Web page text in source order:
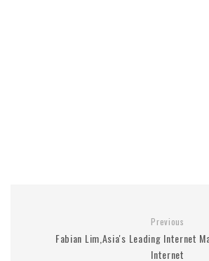
Previous
Fabian Lim,Asia's Leading Internet
Internet